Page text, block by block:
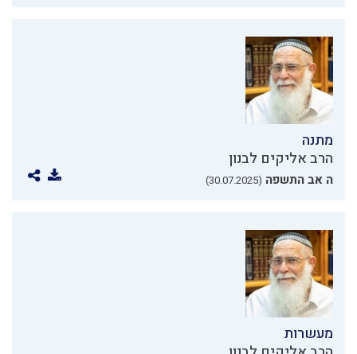
מתנה
הרב אליקים לבנון
ה אב התשפה (30.07.2025)
מעשרות